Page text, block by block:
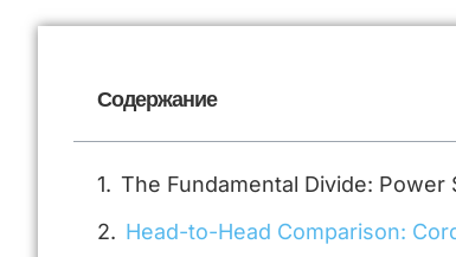
Содержание
The Fundamental Divide:
Head-to-Head Comparison: